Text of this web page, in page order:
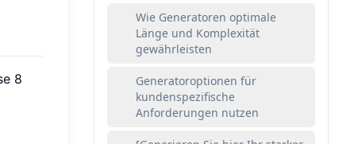
8
Wie Generatoren optimale
Länge und Komplexität
gewährleisten
Generatoroptionen für
kundenspezifische
Anforderungen nutzen